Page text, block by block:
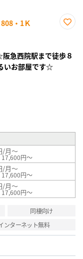
・1Ｋ
録
急西院駅まで徒歩８
いお部屋です☆
/月～
円～
/月～
円～
/月～
円～
同棲向け
ンターネット無料